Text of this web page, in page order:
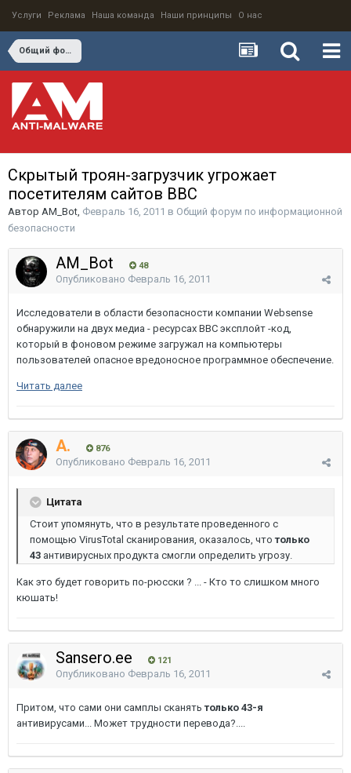
Услуги Реклама Наша команда Наши принципы О нас
Общий форум по информационной безопасности
Скрытый троян-загрузчик угрожает
посетителям сайтов ВВС
Автор AM_Bot, Февраль 16, 2011 в Общий форум по информационной
безопасности
AM_Bot 48
Опубликовано Февраль 16, 2011
Исследователи в области безопасности компании Websense
обнаружили на двух медиа - ресурсах BBC эксплойт -код,
который в фоновом режиме загружал на компьютеры
пользователей опасное вредоносное программное обеспечение.
Читать далее
A. 876
Опубликовано Февраль 16, 2011
Цитата
Стоит упомянуть, что в результате проведенного с
помощью VirusTotal сканирования, оказалось, чтотолько
43 антивирусных продукта смогли определить угрозу.
Как это будет говорить по-рюсски ? ... - Кто то слишком много
кюшать!
Sansero.ee 121
Опубликовано Февраль 16, 2011
Притом, что сами они самплы сканятьтолько 43-я
антивирусами... Может трудности перевода?....